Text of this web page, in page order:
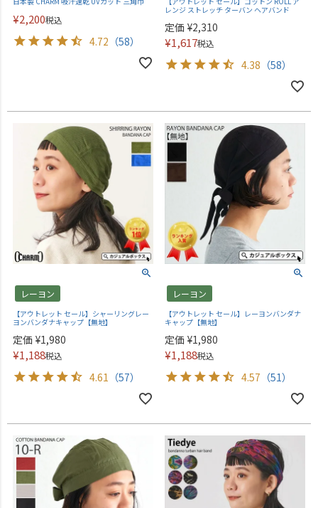
¥2,200税込
4.72 （58）
レンジ ストレッチ ターバン ヘアバンド
定価 ¥2,310
¥1,617税込
4.38 （58）
レーヨン
【アウトレット セール】シャーリングレー
ヨンバンダナキャップ【無地】
定価 ¥1,980
¥1,188税込
4.61 （57）
レーヨン
【アウトレット セール】レーヨンバンダナ
キャップ【無地】
定価 ¥1,980
¥1,188税込
4.57 （51）